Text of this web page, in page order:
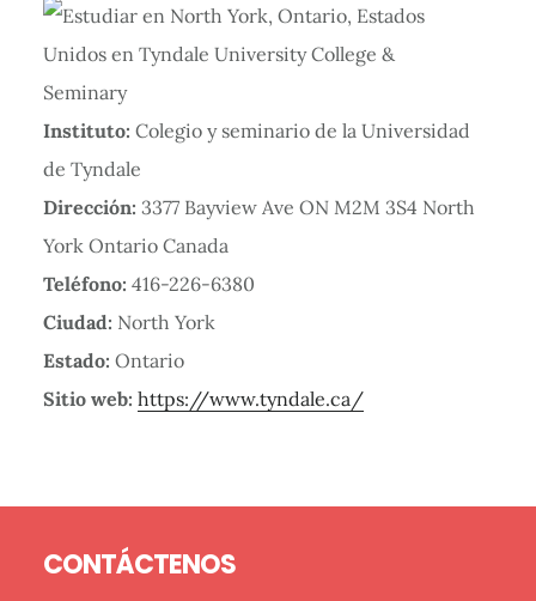
Instituto: Colegio y seminario de la Universidad
de Tyndale
Dirección: 3377 Bayview Ave ON M2M 3S4 North
York Ontario Canada
Teléfono: 416-226-6380
Ciudad: North York
Estado: Ontario
Sitio web: https://www.tyndale.ca/
Barra
lateral
CONTÁCTENOS